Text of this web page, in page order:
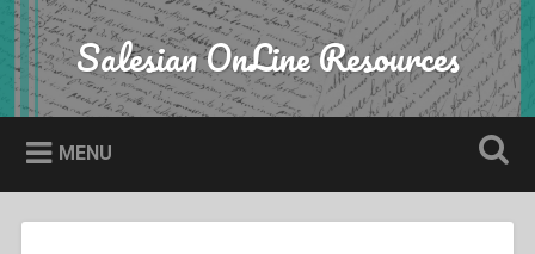
Skip
to
content
Search Salesian OnLine Resources
MENU